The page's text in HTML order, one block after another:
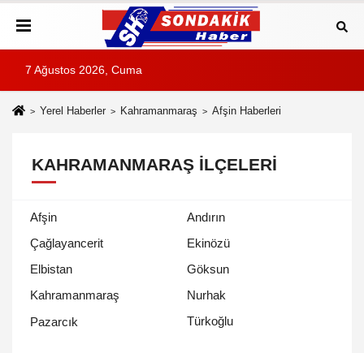
7 Ağustos 2026, Cuma
Yerel Haberler Kahramanmaraş Afşin Haberleri
KAHRAMANMARAŞ İLÇELERI
Afşin
Andırın
Çağlayancerit
Ekinözü
Elbistan
Göksun
Kahramanmaraş
Nurhak
Pazarcık
Türkoğlu